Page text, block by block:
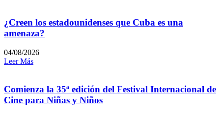
¿Creen los estadounidenses que Cuba es una
amenaza?
04/08/2026
Leer Más
Comienza la 35ª edición del Festival Internacional de
Cine para Niñas y Niños